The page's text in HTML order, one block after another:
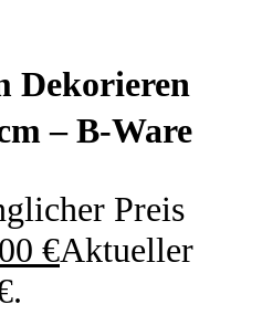
Dekorieren
– B-Ware
Preis
€Aktueller